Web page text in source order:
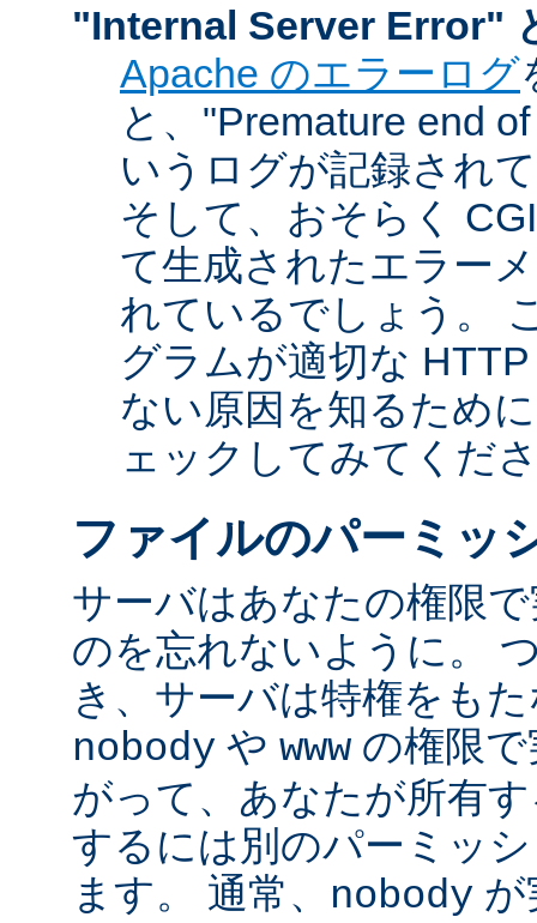
"Internal Server Error"
Apache のエラーログ
と、"Premature end
いうログが記録され
そして、おそらく
て生成されたエラー
れているでしょう。
グラムが適切な
ない原因を知るため
ェックしてみてくだ
ファイルのパーミッ
サーバはあなたの権限
のを忘れないように。
き、サーバは特権をも
nobody や www の権限
がって、あなたが所有
するには別のパーミッ
ます。 通常、 nobody が